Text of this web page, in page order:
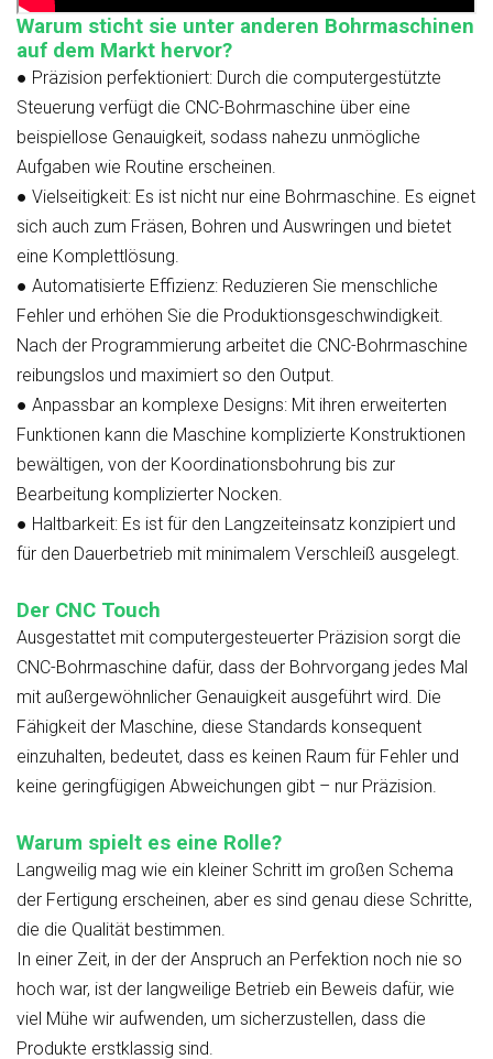
Warum sticht sie unter anderen Bohrmaschinen
auf dem Markt hervor?
● Präzision perfektioniert: Durch die computergestützte
Steuerung verfügt die CNC-Bohrmaschine über eine
beispiellose Genauigkeit, sodass nahezu unmögliche
Aufgaben wie Routine erscheinen.
● Vielseitigkeit: Es ist nicht nur eine Bohrmaschine. Es eignet
sich auch zum Fräsen, Bohren und Auswringen und bietet
eine Komplettlösung.
● Automatisierte Effizienz: Reduzieren Sie menschliche
Fehler und erhöhen Sie die Produktionsgeschwindigkeit.
Nach der Programmierung arbeitet die CNC-Bohrmaschine
reibungslos und maximiert so den Output.
● Anpassbar an komplexe Designs: Mit ihren erweiterten
Funktionen kann die Maschine komplizierte Konstruktionen
bewältigen, von der Koordinationsbohrung bis zur
Bearbeitung komplizierter Nocken.
● Haltbarkeit: Es ist für den Langzeiteinsatz konzipiert und
für den Dauerbetrieb mit minimalem Verschleiß ausgelegt.
Der CNC Touch
Ausgestattet mit computergesteuerter Präzision sorgt die
CNC-Bohrmaschine dafür, dass der Bohrvorgang jedes Mal
mit außergewöhnlicher Genauigkeit ausgeführt wird. Die
Fähigkeit der Maschine, diese Standards konsequent
einzuhalten, bedeutet, dass es keinen Raum für Fehler und
keine geringfügigen Abweichungen gibt – nur Präzision.
Warum spielt es eine Rolle?
Langweilig mag wie ein kleiner Schritt im großen Schema
der Fertigung erscheinen, aber es sind genau diese Schritte,
die die Qualität bestimmen.
In einer Zeit, in der der Anspruch an Perfektion noch nie so
hoch war, ist der langweilige Betrieb ein Beweis dafür, wie
viel Mühe wir aufwenden, um sicherzustellen, dass die
Produkte erstklassig sind.